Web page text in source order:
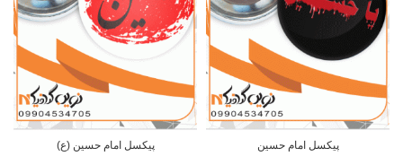
پیکسل امام حسین پیکسل امام حسین (ع)